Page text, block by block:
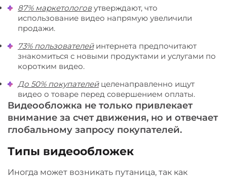
87% маркетологовутверждают, что
использование видео напрямую увеличили
продажи.
73% пользователейинтернета предпочитают
знакомиться с новыми продуктами и услугами по
коротким видео.
До 50% покупателейцеленаправленно ищут
видео о товаре перед совершением оплаты.
Видеообложка не только привлекает
внимание за счет движения, но и отвечает
глобальному запросу покупателей.
Типы видеообложек
Иногда может возникать путаница, так как